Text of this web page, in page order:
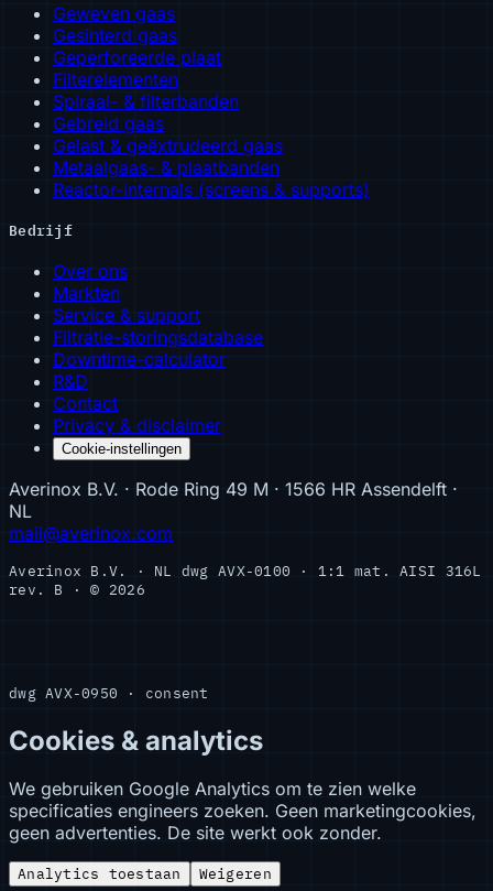
Geweven gaas
Gesinterd gaas
Geperforeerde plaat
Filterelementen
Spiraal- & filterbanden
Gebreid gaas
Gelast & geëxtrudeerd gaas
Metaalgaas- & plaatbanden
Reactor-internals (screens & supports)
Bedrijf
Over ons
Markten
Service & support
Filtratie-storingsdatabase
Downtime-calculator
R&D
Contact
Privacy & disclaimer
Cookie-instellingen
Averinox B.V. · Rode Ring 49 M · 1566 HR Assendelft ·
NL
mail@averinox.com
Averinox B.V. · NL dwg AVX-0100 · 1:1 mat. AISI 316L
rev. B · © 2026
dwg AVX-0950 · consent
Cookies & analytics
We gebruiken Google Analytics om te zien welke
specificaties engineers zoeken. Geen marketingcookies,
geen advertenties. De site werkt ook zonder.
Analytics toestaan Weigeren